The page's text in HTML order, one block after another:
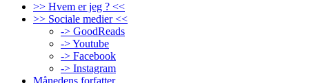
>> Hvem er jeg ? <<
>> Sociale medier <<
-> GoodReads
-> Youtube
-> Facebook
-> Instagram